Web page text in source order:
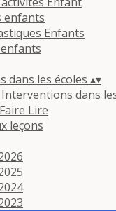
enfants
Enfants
enfants
dans les écoles ▴▾
Interventions dans
Lire
leçons